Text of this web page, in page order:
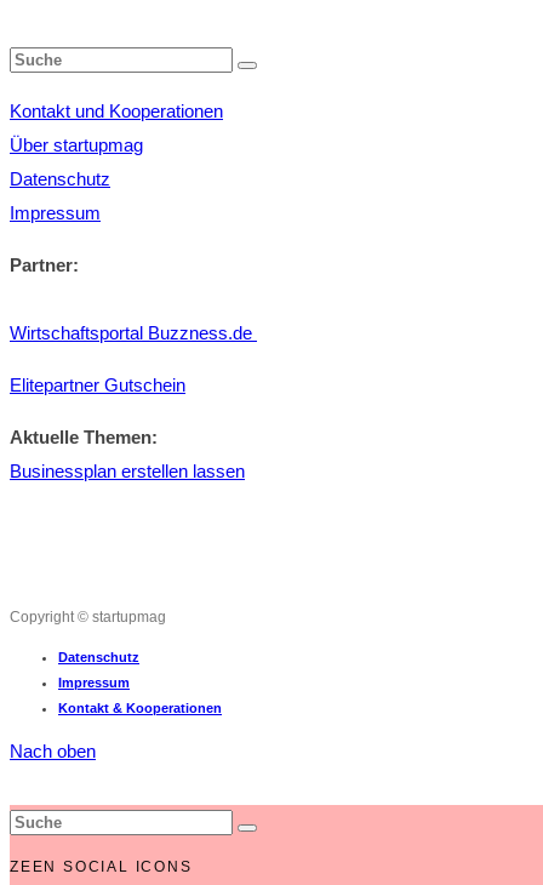
Kontakt und Kooperationen
Über startupmag
Datenschutz
Impressum
Partner:
Wirtschaftsportal Buzzness.de
Elitepartner Gutschein
Aktuelle Themen:
Businessplan erstellen lassen
Copyright © startupmag
Datenschutz
Impressum
Kontakt & Kooperationen
Nach oben
ZEEN SOCIAL ICONS